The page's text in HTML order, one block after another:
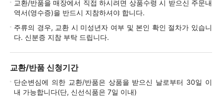
교환/반품을 매장에서 직접 하시려면 상품수령 시 받으신 주문내
역서(영수증)을 반드시 지참하셔야 합니다.
주류의 경우, 교환 시 미성년자 여부 및 본인 확인 절차가 있습니
다. 신분증 지참 부탁 드립니다.
교환/반품 신청기간
단순변심에 의한 교환/반품은 상품을 받으신 날로부터 30일 이
내 가능합니다(단, 신선식품은 7일 이내)